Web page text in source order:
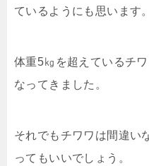
ているようにも思います。
体重5㎏を超えているチ
なってきました。
それでもチワワは間違い
ってもいいでしょう。